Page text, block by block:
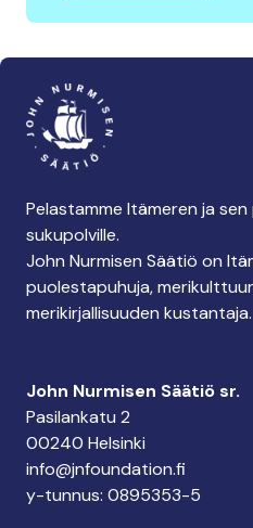
Pelastamme Itämeren ja
sukupolville.
John Nurmisen Säätiö on
puolestapuhuja,
merikirjallisuuden kustantaja.
John Nurmisen Säätiö sr.
Pasilankatu 2
00240 Helsinki
info@jnfoundation.fi
y-tunnus: 0895353-5